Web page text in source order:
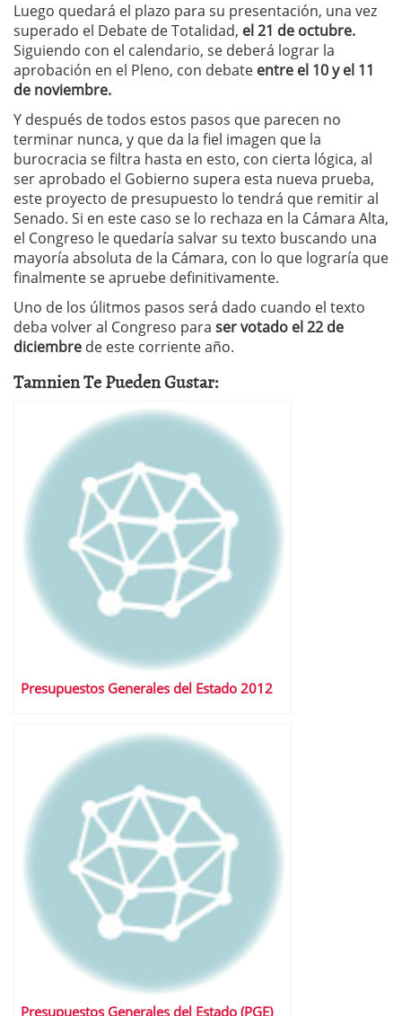
Luego quedará el plazo para su presentación, una vez
superado el Debate de Totalidad, el 21 de octubre.
Siguiendo con el calendario, se deberá lograr la
aprobación en el Pleno, con debate entre el 10 y el 11
de noviembre.
Y después de todos estos pasos que parecen no
terminar nunca, y que da la fiel imagen que la
burocracia se filtra hasta en esto, con cierta lógica, al
ser aprobado el Gobierno supera esta nueva prueba,
este proyecto de presupuesto lo tendrá que remitir al
Senado. Si en este caso se lo rechaza en la Cámara Alta,
el Congreso le quedaría salvar su texto buscando una
mayoría absoluta de la Cámara, con lo que lograría que
finalmente se apruebe definitivamente.
Uno de los úlitmos pasos será dado cuando el texto
deba volver al Congreso para ser votado el 22 de
diciembre de este corriente año.
Tamnien Te Pueden Gustar:
Presupuestos Generales del Estado 2012
Presupuestos Generales del Estado (PGE)